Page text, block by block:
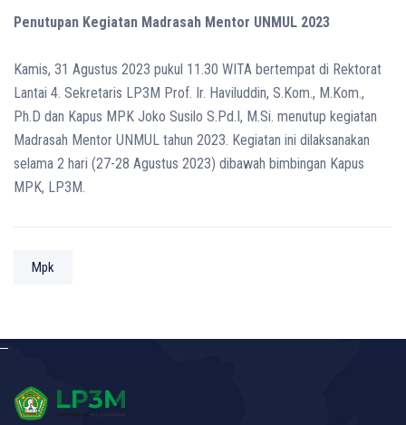
Penutupan Kegiatan Madrasah Mentor UNMUL 2023
Kamis, 31 Agustus 2023 pukul 11.30 WITA bertempat di Rektorat
Lantai 4. Sekretaris LP3M Prof. Ir. Haviluddin, S.Kom., M.Kom.,
Ph.D dan Kapus MPK Joko Susilo S.Pd.I, M.Si. menutup kegiatan
Madrasah Mentor UNMUL tahun 2023. Kegiatan ini dilaksanakan
selama 2 hari (27-28 Agustus 2023) dibawah bimbingan Kapus
MPK, LP3M.
Mpk